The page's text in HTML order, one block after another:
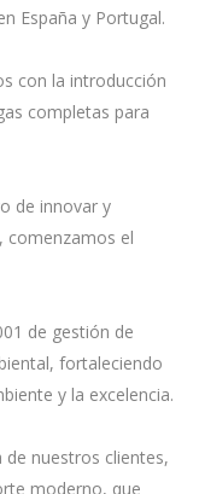
España y Portugal.
con la introducción
completas para
de innovar y
comenzamos el
de gestión de
fortaleciendo
y la excelencia.
de nuestros clientes,
moderno, que